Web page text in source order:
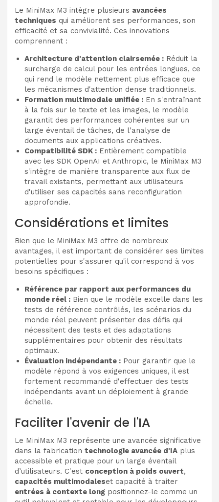
Le MiniMax M3 intègre plusieurs avancées
techniques qui améliorent ses performances, son
efficacité et sa convivialité. Ces innovations
comprennent :
Architecture d'attention clairsemée : Réduit la
surcharge de calcul pour les entrées longues, ce
qui rend le modèle nettement plus efficace que
les mécanismes d'attention dense traditionnels.
Formation multimodale unifiée : En s'entraînant
à la fois sur le texte et les images, le modèle
garantit des performances cohérentes sur un
large éventail de tâches, de l'analyse de
documents aux applications créatives.
Compatibilité SDK : Entièrement compatible
avec les SDK OpenAI et Anthropic, le MiniMax M3
s'intègre de manière transparente aux flux de
travail existants, permettant aux utilisateurs
d'utiliser ses capacités sans reconfiguration
approfondie.
Considérations et limites
Bien que le MiniMax M3 offre de nombreux
avantages, il est important de considérer ses limites
potentielles pour s'assurer qu'il correspond à vos
besoins spécifiques :
Référence par rapport aux performances du
monde réel : Bien que le modèle excelle dans les
tests de référence contrôlés, les scénarios du
monde réel peuvent présenter des défis qui
nécessitent des tests et des adaptations
supplémentaires pour obtenir des résultats
optimaux.
Évaluation indépendante : Pour garantir que le
modèle répond à vos exigences uniques, il est
fortement recommandé d'effectuer des tests
indépendants avant un déploiement à grande
échelle.
Faciliter l'avenir de l'IA
Le MiniMax M3 représente une avancée significative
dans la fabrication technologie avancée d'IA plus
accessible et pratique pour un large éventail
d’utilisateurs. C'est conception à poids ouvert,
capacités multimodaleset capacité à traiter
entrées à contexte long positionnez-le comme un